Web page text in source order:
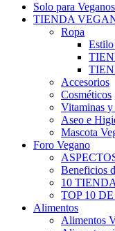
Solo para Veganos
TIENDA
Ropa
Estilo
Accesorios
Cosméticos
Vitaminas y
Aseo e
Mascota
Foro Vegano
Beneficios
10
TOP 10
Alimentos
Alimentos